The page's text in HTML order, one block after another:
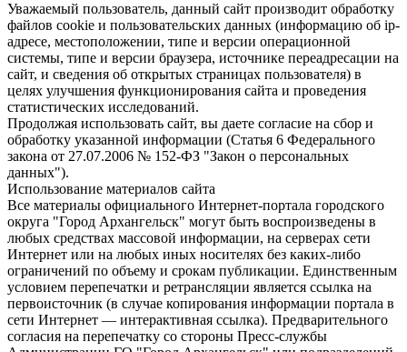
Уважаемый пользователь, данный сайт производит обработку
файлов cookie и пользовательских данных (информацию об ip-
адресе, местоположении, типе и версии операционной
системы, типе и версии браузера, источнике переадресации на
сайт, и сведения об открытых страницах пользователя) в
целях улучшения функционирования сайта и проведения
статистических исследований.
Продолжая использовать сайт, вы даете согласие на сбор и
обработку указанной информации (Статья 6 Федерального
закона от 27.07.2006 № 152-ФЗ "Закон о персональных
данных").
Использование материалов сайта
Все материалы официального Интернет-портала городского
округа "Город Архангельск" могут быть воспроизведены в
любых средствах массовой информации, на серверах сети
Интернет или на любых иных носителях без каких-либо
ограничений по объему и срокам публикации. Единственным
условием перепечатки и ретрансляции является ссылка на
первоисточник (в случае копирования информации портала в
сети Интернет — интерактивная ссылка). Предварительного
согласия на перепечатку со стороны Пресс-службы